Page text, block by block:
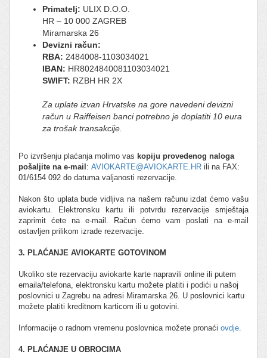
Primatelj: ULIX D.O.O.
HR – 10 000 ZAGREB
Miramarska 26
Devizni račun:
RBA: 2484008-1103034021
IBAN: HR8024840081103034021
SWIFT: RZBH HR 2X
Za uplate izvan Hrvatske na gore navedeni devizni
račun u Raiffeisen banci potrebno je doplatiti 10 eura
za trošak transakcije.
Po izvršenju plaćanja molimo vas kopiju provedenog naloga
pošaljite na e-mail : AVIOKARTE@AVIOKARTE.HR ili na FAX:
01/6154 092 do datuma valjanosti rezervacije.
Nakon što uplata bude vidljiva na našem računu izdat ćemo vašu
aviokartu. Elektronsku kartu ili potvrdu rezervacije smještaja
zaprimit ćete na e-mail. Račun ćemo vam poslati na e-mail
ostavljen prilikom izrade rezervacije.
3. PLAĆANJE AVIOKARTE GOTOVINOM
Ukoliko ste rezervaciju aviokarte karte napravili online ili putem
emaila/telefona, elektronsku kartu možete platiti i podići u našoj
poslovnici u Zagrebu na adresi Miramarska 26. U poslovnici kartu
možete platiti kreditnom karticom ili u gotovini.
Informacije o radnom vremenu poslovnica možete pronaći ovdje.
4. PLAĆANJE U OBROCIMA